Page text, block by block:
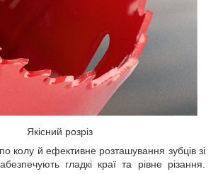
Якісний розріз
колу й ефективне розташування зубців зі
гладкі краї та рівне різання.